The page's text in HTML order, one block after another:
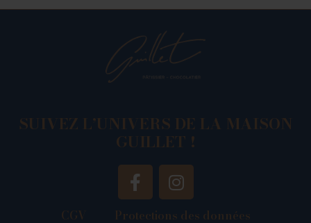
SUIVEZ L’UNIVERS DE LA MAISON
GUILLET !
CGV Protections des données